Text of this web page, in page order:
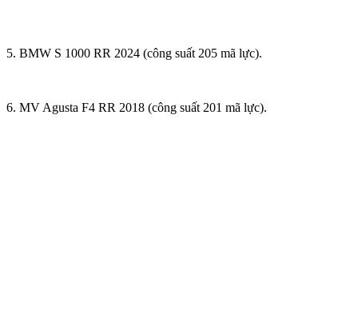
5. BMW S 1000 RR 2024 (công suất 205 mã lực).
6. MV Agusta F4 RR 2018 (công suất 201 mã lực).